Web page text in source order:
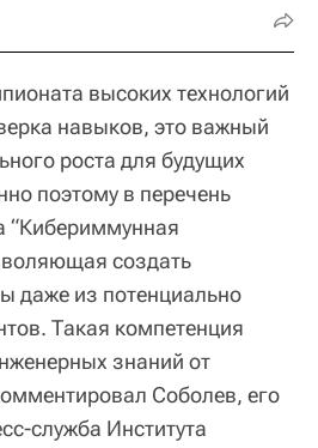
высоких технологий
навыков, это важный
роста для будущих
поэтому в перечень
“Кибериммунная
создать
даже из потенциально
Такая компетенция
знаний от
Соболев, его
служба Института